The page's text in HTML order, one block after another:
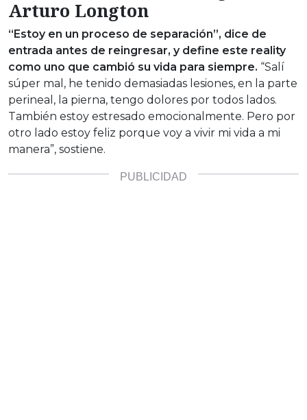
Arturo Longton
“Estoy en un proceso de separación”, dice de
entrada antes de reingresar, y define este reality
como uno que cambió su vida para siempre. “Salí
súper mal, he tenido demasiadas lesiones, en la parte
perineal, la pierna, tengo dolores por todos lados.
También estoy estresado emocionalmente. Pero por
otro lado estoy feliz porque voy a vivir mi vida a mi
manera”, sostiene.